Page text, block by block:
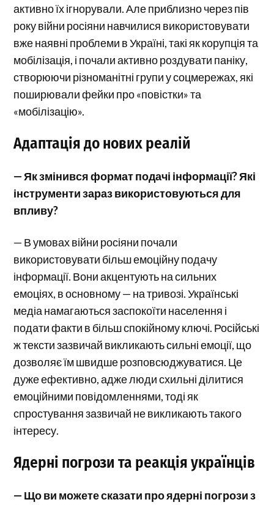
активно їх ігнорували. Але приблизно через пів
року війни росіяни навчилися використовувати
вже наявні проблеми в Україні, такі як корупція та
мобілізація, і почали активно роздувати паніку,
створюючи різноманітні групи у соцмережах, які
поширювали фейки про «повістки» та
«мобілізацію».
Адаптація до нових реалій
— Як змінився формат подачі інформації? Які
інструменти зараз використовуються для
впливу?
— В умовах війни росіяни почали
використовувати більш емоційну подачу
інформації. Вони акцентують на сильних
емоціях, в основному — на тривозі. Українські
медіа намагаються заспокоїти населення і
подати факти в більш спокійному ключі. Російські
ж тексти зазвичай викликають сильні емоції, що
дозволяє їм швидше розповсюджуватися. Це
дуже ефективно, адже люди схильні ділитися
емоційними повідомленнями, тоді як
спростування зазвичай не викликають такого
інтересу.
Ядерні погрози та реакція українців
— Що ви можете сказати про ядерні погрози з